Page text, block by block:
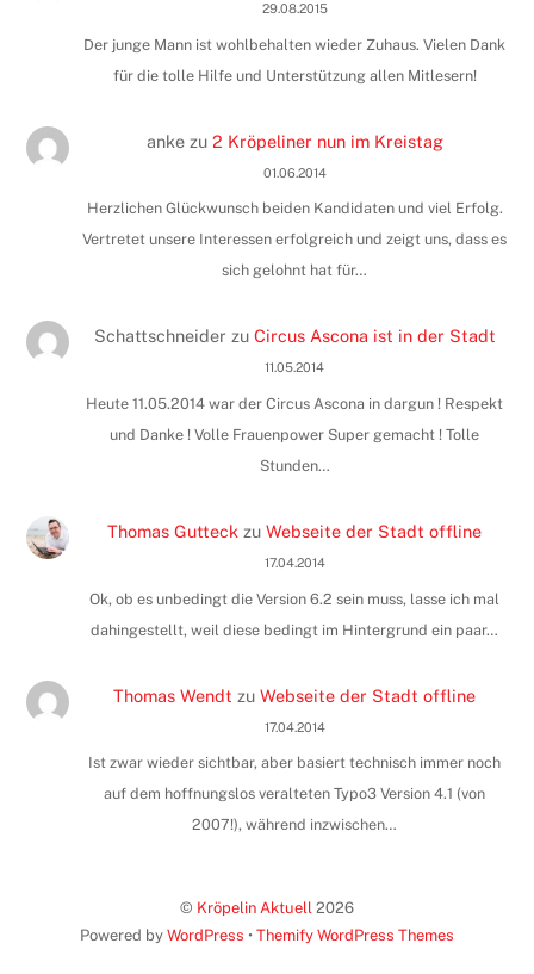
29.08.2015
Der junge Mann ist wohlbehalten wieder Zuhaus. Vielen Dank
für die tolle Hilfe und Unterstützung allen Mitlesern!
ankezu 2 Kröpeliner nun im Kreistag
01.06.2014
Herzlichen Glückwunsch beiden Kandidaten und viel Erfolg.
Vertretet unsere Interessen erfolgreich und zeigt uns, dass es
sich gelohnt hat für…
Schattschneider zu Circus Ascona ist in der Stadt
11.05.2014
Heute 11.05.2014 war der Circus Ascona in dargun ! Respekt
und Danke ! Volle Frauenpower Super gemacht ! Tolle
Stunden…
Thomas Gutteck zuWebseite der Stadt offline
17.04.2014
Ok, ob es unbedingt die Version 6.2 sein muss, lasse ich mal
dahingestellt, weil diese bedingt im Hintergrund ein paar…
Thomas Wendt zuWebseite der Stadt offline
17.04.2014
Ist zwar wieder sichtbar, aber basiert technisch immer noch
auf dem hoffnungslos veralteten Typo3 Version 4.1 (von
2007!), während inzwischen…
© Kröpelin Aktuell 2026
Powered by WordPress • Themify WordPress Themes